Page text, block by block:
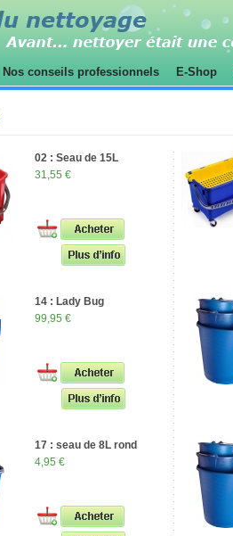
Nos conseils professionnels E-Shop
02 : Seau de 15L
31,55 €
14 : Lady Bug
99,95 €
17 : seau de 8L rond
4,95 €